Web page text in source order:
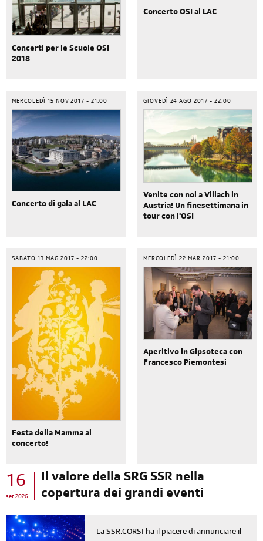
Concerti per le Scuole OSI
2018
Concerto OSI al LAC
MERCOLEDÌ 15 NOV 2017 - 21:00
Concerto di gala al LAC
GIOVEDÌ 24 AGO 2017 - 22:00
Venite con noi a Villach in
Austria! Un finesettimana in
tour con l'OSI
SABATO 13 MAG 2017 - 22:00
Festa della Mamma al
concerto!
MERCOLEDÌ 22 MAR 2017 - 21:00
Aperitivo in Gipsoteca con
Francesco Piemontesi
16
set 2026
Il valore della SRG SSR nella
copertura dei grandi eventi
La SSR.CORSI ha il piacere di annunciare il